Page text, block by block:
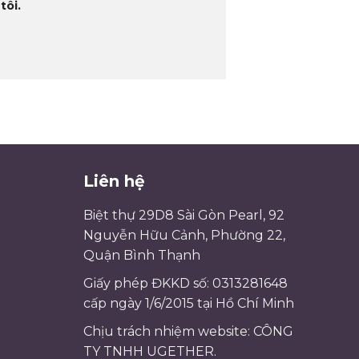
Liên hệ
Biệt thự 29D8 Sài Gòn Pearl, 92
Nguyễn Hữu Cảnh, Phường 22,
Quận Bình Thạnh
Giấy phép ĐKKD số: 0313281648
cấp ngày 1/6/2015 tại Hồ Chí Minh
Chịu trách nhiệm website: CÔNG
TY TNHH UGETHER.